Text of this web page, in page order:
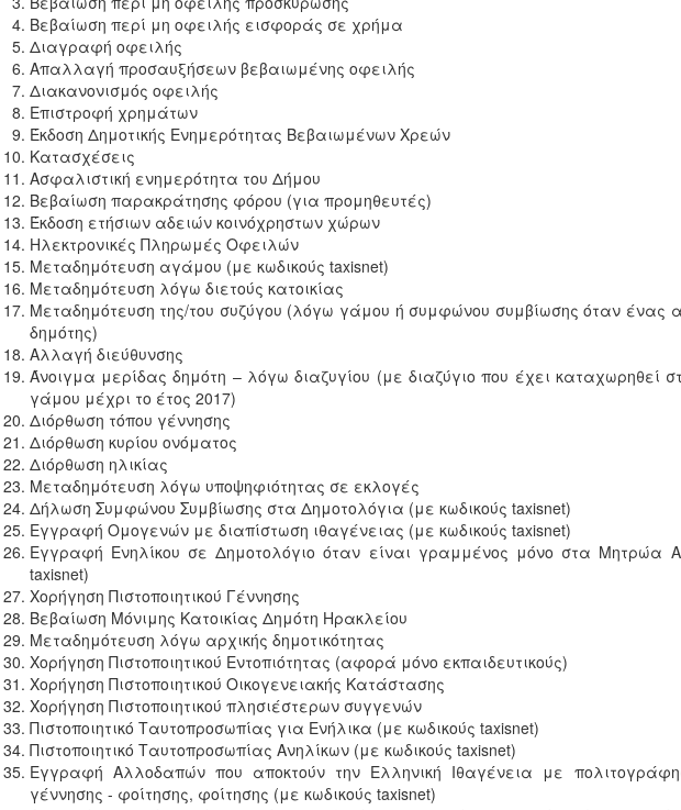
Βεβαίωση περί μη οφειλής εισφοράς σε χρήμα
Διαγραφή οφειλής
Απαλλαγή προσαυξήσεων βεβαιωμένης οφειλής
Διακανονισμός οφειλής
Επιστροφή χρημάτων
Έκδοση Δημοτικής Ενημερότητας Βεβαιωμένων Χρεών
Κατασχέσεις
Ασφαλιστική ενημερότητα του Δήμου
Βεβαίωση παρακράτησης φόρου (για προμηθευτές)
Έκδοση ετήσιων αδειών κοινόχρηστων χώρων
Ηλεκτρονικές Πληρωμές Οφειλών
Μεταδημότευση αγάμου (με κωδικούς taxisnet)
Μεταδημότευση λόγω διετούς κατοικίας
Μεταδημότευση της/του συζύγου (λόγω γάμου ή συμφώνου συμβίωσης όταν ένας
δημότης)
Αλλαγή διεύθυνσης
Άνοιγμα μερίδας δημότη – λόγω διαζυγίου (με διαζύγιο που έχει καταχωρηθεί
γάμου μέχρι το έτος 2017)
Διόρθωση τόπου γέννησης
Διόρθωση κυρίου ονόματος
Διόρθωση ηλικίας
Μεταδημότευση λόγω υποψηφιότητας σε εκλογές
Δήλωση Συμφώνου Συμβίωσης στα Δημοτολόγια (με κωδικούς taxisnet)
Εγγραφή Ομογενών με διαπίστωση ιθαγένειας (με κωδικούς taxisnet)
Εγγραφή Ενηλίκου σε Δημοτολόγιο όταν είναι γραμμένος μόνο στα Μητρώα
taxisnet)
Χορήγηση Πιστοποιητικού Γέννησης
Βεβαίωση Μόνιμης Κατοικίας Δημότη Ηρακλείου
Μεταδημότευση λόγω αρχικής δημοτικότητας
Χορήγηση Πιστοποιητικού Εντοπιότητας (αφορά μόνο εκπαιδευτικούς)
Χορήγηση Πιστοποιητικού Οικογενειακής Κατάστασης
Χορήγηση Πιστοποιητικoύ πλησιέστερων συγγενών
Πιστοποιητικό Ταυτοπροσωπίας για Ενήλικα (με κωδικούς taxisnet)
Πιστοποιητικό Ταυτοπροσωπίας Ανηλίκων (με κωδικούς taxisnet)
Εγγραφή Αλλοδαπών που αποκτούν την Ελληνική Ιθαγένεια με
γέννησης - φοίτησης, φοίτησης (με κωδικούς taxisnet)